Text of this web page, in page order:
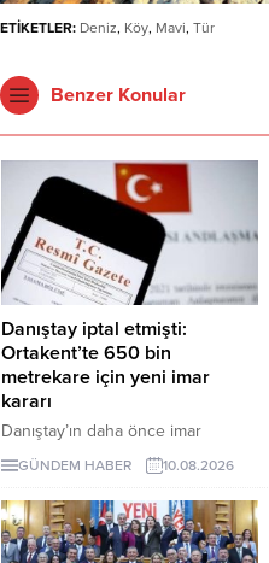
ETİKETLER: Deniz, Köy, Mavi, Tür
Benzer Konular
Danıştay iptal etmişti:
Ortakent’te 650 bin
metrekare için yeni imar
kararı
Danıştay’ın daha önce imar
planlarını iptal ettiği Ortakent’te,
Hazineye ait yaklaşık 650 bin
metrekarelik alan için konut,
ticaret, turizm ve özel tesis
kullanımları içeren yeni planlar
GÜNDEM HABER 10.08.2026